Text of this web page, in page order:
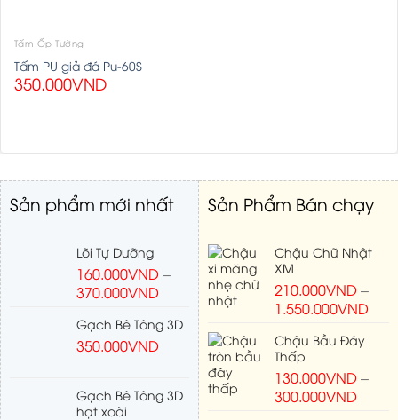
Tấm Ốp Tường
Tấm PU giả đá Pu-60S
350.000VND
Sản phẩm mới nhất
Lõi Tự Dưỡng
160.000VND–
370.000VND
Gạch Bê Tông 3D
350.000VND
Gạch Bê Tông 3D
hạt xoài
Sản Phẩm Bán chạy
Chậu Chữ Nhật
XM
210.000VND–
1.550.000VND
Chậu Bầu Đáy
Thấp
130.000VND–
300.000VND